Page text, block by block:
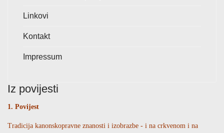
Linkovi
Kontakt
Impressum
Iz povijesti
1. Povijest
Tradicija kanonskopravne znanosti i izobrazbe - i na crkvenom i na